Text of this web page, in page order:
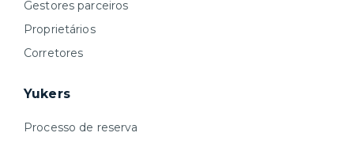
Gestores parceiros
Proprietários
Corretores
Yukers
Processo de reserva